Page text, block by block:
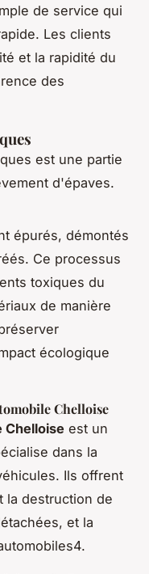
de service qui
Les clients
et la rapidité du
des
est une partie
d'épaves.
épurés, démontés
Ce processus
toxiques du
de manière
écologique
Chelloise
Chelloise est un
dans la
Ils offrent
la destruction de
et la